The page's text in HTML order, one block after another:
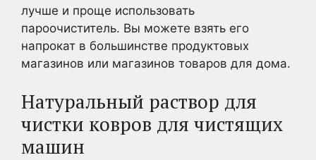
лучше и проще использовать
пароочиститель. Вы можете взять его
напрокат в большинстве продуктовых
магазинов или магазинов товаров для дома.
Натуральный раствор для
чистки ковров для чистящих
машин